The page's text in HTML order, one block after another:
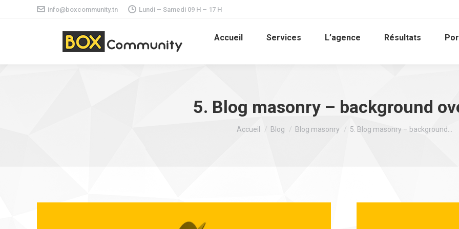
info@boxcommunity.tn Lundi – Samedi 09 H – 17 H
Accueil Services L’agence Résultats
5. Blog masonry – background
Vous êtes ici :
Accueil Blog Blog masonry 5. Blog masonry – background…